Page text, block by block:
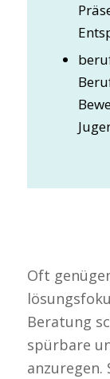
Oft
Beratung
spürbare